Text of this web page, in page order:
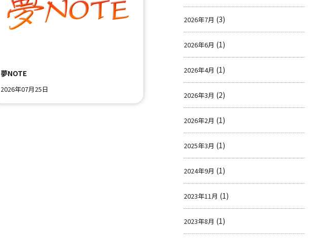
夢NOTE
2026年07月25日
2026年7月 (3)
2026年6月 (1)
2026年4月 (1)
2026年3月 (2)
2026年2月 (1)
2025年3月 (1)
2024年9月 (1)
2023年11月 (1)
2023年8月 (1)